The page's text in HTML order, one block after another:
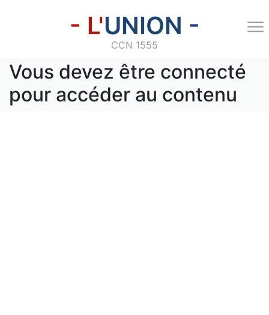
- L'UNION -
CCN 1555
Vous devez être connecté
pour accéder au contenu